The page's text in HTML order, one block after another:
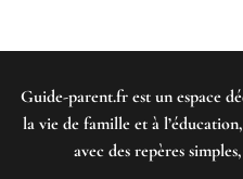
Guide-parent.fr est un espace
la vie de famille et à
avec des repères